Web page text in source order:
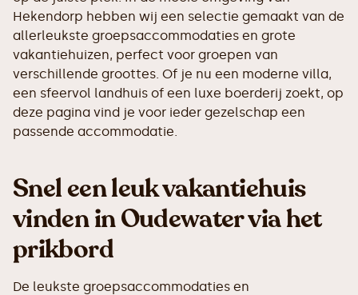
Hekendorp hebben wij een selectie gemaakt van de
allerleukste groepsaccommodaties en grote
vakantiehuizen, perfect voor groepen van
verschillende groottes. Of je nu een moderne villa,
een sfeervol landhuis of een luxe boerderij zoekt, op
deze pagina vind je voor ieder gezelschap een
passende accommodatie.
Snel een leuk vakantiehuis
vinden in Oudewater via het
prikbord
De leukste groepsaccommodaties en